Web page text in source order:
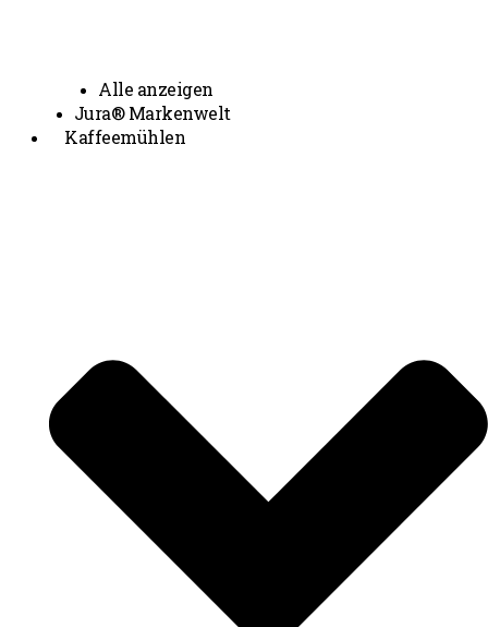
Alle anzeigen
Jura® Markenwelt
Kaffeemühlen